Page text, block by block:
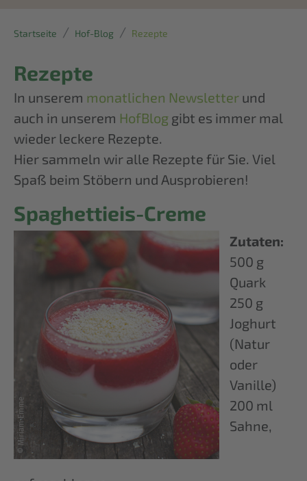
Startseite Hof-Blog Rezepte
Rezepte
In unserem monatlichen Newsletter und
auch in unserem HofBlog gibt es immer mal
wieder leckere Rezepte.
Hier sammeln wir alle Rezepte für Sie. Viel
Spaß beim Stöbern und Ausprobieren!
Spaghettieis-Creme
Zutaten:
500 g
Quark
250 g
Joghurt
(Natur
oder
Vanille)
200 ml
Sahne,